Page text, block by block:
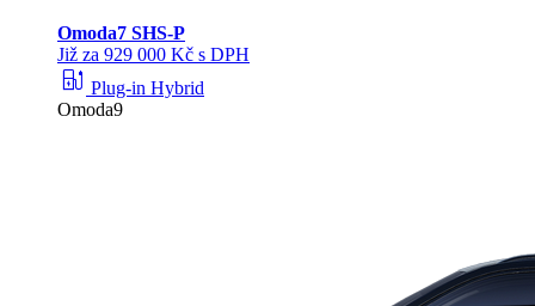
Omoda7 SHS-P
Již za 929 000 Kč s DPH
ev_station Plug-in Hybrid
Omoda9